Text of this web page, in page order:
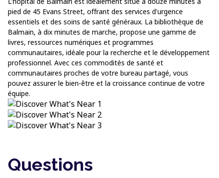
pied de 45 Evans Street, offrant des services d'urgence
essentiels et des soins de santé généraux. La bibliothèque de
Balmain, à dix minutes de marche, propose une gamme de
livres, ressources numériques et programmes
communautaires, idéale pour la recherche et le développement
professionnel. Avec ces commodités de santé et
communautaires proches de votre bureau partagé, vous
pouvez assurer le bien-être et la croissance continue de votre
équipe.
Questions